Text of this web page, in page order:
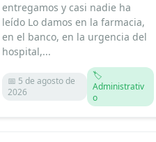
entregamos y casi nadie ha
leído Lo damos en la farmacia,
en el banco, en la urgencia del
hospital,...
📅 5 de agosto de
2026
🏷️
Administrativ
o